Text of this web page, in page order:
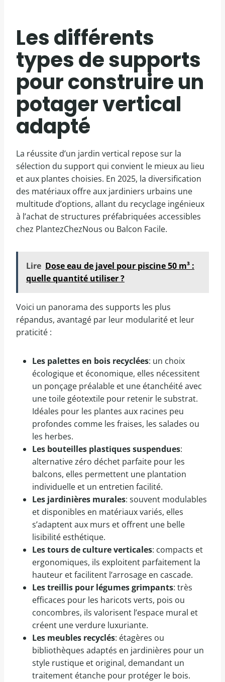
Les différents
types de supports
pour construire un
potager vertical
adapté
La réussite d’un jardin vertical repose sur la
sélection du support qui convient le mieux au lieu
et aux plantes choisies. En 2025, la diversification
des matériaux offre aux jardiniers urbains une
multitude d’options, allant du recyclage ingénieux
à l’achat de structures préfabriquées accessibles
chez PlantezChezNous ou Balcon Facile.
Lire Dose eau de javel pour piscine 50 m³ :
quelle quantité utiliser ?
Voici un panorama des supports les plus
répandus, avantagé par leur modularité et leur
praticité :
Les palettes en bois recyclées: un choix
écologique et économique, elles nécessitent
un ponçage préalable et une étanchéité avec
une toile géotextile pour retenir le substrat.
Idéales pour les plantes aux racines peu
profondes comme les fraises, les salades ou
les herbes.
Les bouteilles plastiques suspendues:
alternative zéro déchet parfaite pour les
balcons, elles permettent une plantation
individuelle et un entretien facilité.
Les jardinières murales: souvent modulables
et disponibles en matériaux variés, elles
s’adaptent aux murs et offrent une belle
lisibilité esthétique.
Les tours de culture verticales: compacts et
ergonomiques, ils exploitent parfaitement la
hauteur et facilitent l’arrosage en cascade.
Les treillis pour légumes grimpants: très
efficaces pour les haricots verts, pois ou
concombres, ils valorisent l’espace mural et
créent une verdure luxuriante.
Les meubles recyclés: étagères ou
bibliothèques adaptés en jardinières pour un
style rustique et original, demandant un
traitement étanche pour protéger le bois.